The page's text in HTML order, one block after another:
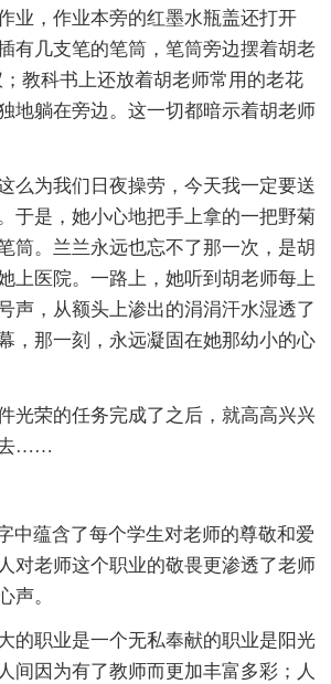
业，作业本旁的红墨水瓶盖还打开
有几支笔的笔筒，笔筒旁边摆着胡老
教科书上还放着胡老师常用的老花
地躺在旁边。这一切都暗示着胡老师
为我们日夜操劳，今天我一定要送
于是，她小心地把手上拿的一把野菊
筒。兰兰永远也忘不了那一次，是胡
上医院。一路上，她听到胡老师每上
声，从额头上渗出的涓涓汗水湿透了
，那一刻，永远凝固在她那幼小的心
荣的任务完成了之后，就高高兴兴
去……
蕴含了每个学生对老师的尊敬和爱
对老师这个职业的敬畏更渗透了老师
声。
职业是一个无私奉献的职业是阳光
间因为有了教师而更加丰富多彩；人